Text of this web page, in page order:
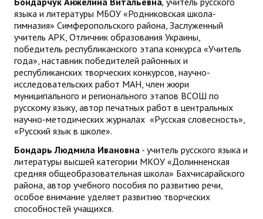
языка и литературы МБОУ «Родниковская школа-
гимназия» Симферопольского района, Заслуженный
учитель АРК, Отличник образования Украины,
победитель республиканского этапа конкурса «Учитель
года», наставник победителей районных и
республиканских творческих конкурсов, научно-
исследовательских работ МАН, член жюри
муниципального и регионального этапов ВСОШ по
русскому языку, автор печатных работ в центральных
научно-методических журналах «Русская словесность»,
«Русский язык в школе».
Бондарь Людмила Ивановна - учитель русского языка и
литературы высшей категории МКОУ «Долинненская
средняя общеобразовательная школа» Бахчисарайского
района, автор учебного пособия по развитию речи,
особое внимание уделяет развитию творческих
способностей учащихся.